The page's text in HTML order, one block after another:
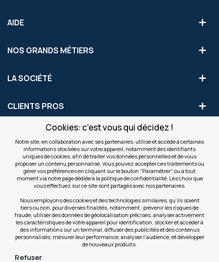
Cookies: c'est vous qui décidez !
Notre site, en collaboration avec ses partenaires, utilise et accède à certaines
informations stockées sur votre appareil, notamment des identifiants
uniques de cookies, afin de traiter vos données personnelles et de vous
proposer un contenu personnalisé. Vous pouvez accepter ces traitements ou
gérer vos préférences en cliquant sur le bouton "Paramétrer" ou à tout
moment via notre page dédiée à la politique de confidentialité. Les choix que
vous effectuez sur ce site sont partagés avec nos partenaires.
Nous employons des cookies et des technologies similaires, qu’ils soient
tiers ou non, pour diverses finalités, notamment : prévenir les risques de
fraude, utiliser des données de géolocalisation précises, analyser activement
les caractéristiques de votre appareil pour identification, stocker et accéder à
des informations sur un terminal, diffuser des publicités et des contenus
personnalisés, mesurer leur performance, analyser l’audience, et développer
de nouveaux produits.
Refuser
AIDE
NOS GRANDS MÉTIERS
LA SOCIÉTÉ
CLIENTS PROS
S'INSCRIRE AUX OFFRES COMMERCIALES
Inscription
notre
newsletter
Valider
NOS SITES